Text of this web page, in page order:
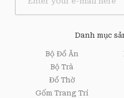
Danh mục
Bộ Đồ Ăn
Bộ Trà
Đồ Thờ
Gốm Trang Trí